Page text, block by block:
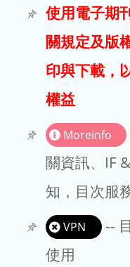
使用電子期
關規定及版
印與下載，
權益
Moreinfo
關資訊、IF
知，目次服
VPN
--
使用